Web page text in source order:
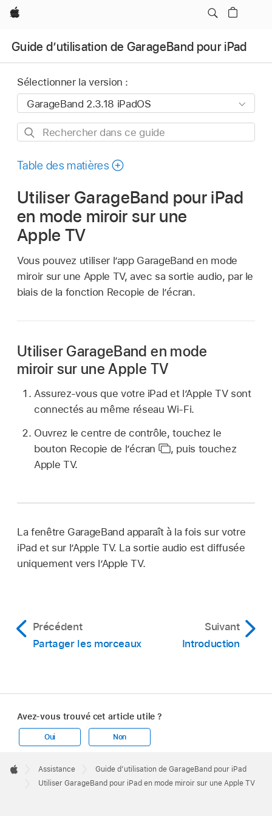
Apple
Guide d’utilisation de GarageBand pour iPad
Sélectionner la version :
Rechercher
ce
Table des matières
Utiliser GarageBand pour iPad
en mode miroir sur une
Apple TV
Vous pouvez utiliser l’app GarageBand en mode
miroir sur une Apple TV, avec sa sortie audio, par le
biais de la fonction Recopie de l’écran.
Utiliser GarageBand en mode
miroir sur une Apple TV
Assurez-vous que votre iPad et l’Apple TV sont
connectés au même réseau Wi-Fi.
Ouvrez le centre de contrôle, touchez le
bouton Recopie de l’écran
, puis touchez
Apple TV.
La fenêtre GarageBand apparaît à la fois sur votre
iPad et sur l’Apple TV. La sortie audio est diffusée
uniquement vers l’Apple TV.
Précédent
Partager les morceaux
Suivant
Introduction
Avez-vous trouvé cet article utile ?
Oui Non
Footer

Apple
Assistance
Guide d’utilisation de GarageBand pour iPad
Utiliser GarageBand pour iPad en mode miroir sur une Apple TV